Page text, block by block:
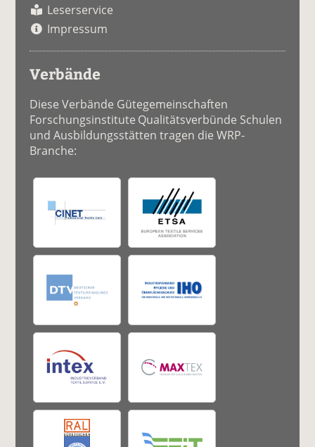
Leserservice
Impressum
Verbände
Diese Verbände Gütegemeinschaften
Forschungsinstitute Qualitätsverbünde Schulen
und Ausbildungsstätten tragen die WRP-
Branche: